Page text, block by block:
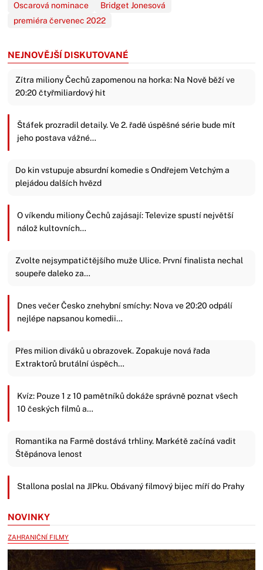
Oscarová nominace
Bridget Jonesová
premiéra červenec 2022
NEJNOVĚJŠÍ DISKUTOVANÉ
Zítra miliony Čechů zapomenou na horka: Na Nově běží ve
20:20 čtyřmiliardový hit
Štáfek prozradil detaily. Ve 2. řadě úspěšné série bude mít
jeho postava vážné…
Do kin vstupuje absurdní komedie s Ondřejem Vetchým a
plejádou dalších hvězd
O víkendu miliony Čechů zajásají: Televize spustí největší
nálož kultovních…
Zvolte nejsympatičtějšího muže Ulice. První finalista nechal
soupeře daleko za…
Dnes večer Česko znehybní smíchy: Nova ve 20:20 odpálí
nejlépe napsanou komedii…
Přes milion diváků u obrazovek. Zopakuje nová řada
Extraktorů brutální úspěch…
Kvíz: Pouze 1 z 10 pamětníků dokáže správně poznat všech
10 českých filmů a…
Romantika na Farmě dostává trhliny. Markétě začíná vadit
Štěpánova lenost
Stallona poslal na JIPku. Obávaný filmový bijec míří do Prahy
NOVINKY
ZAHRANIČNÍ FILMY